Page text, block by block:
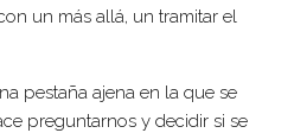
un más allá, un tramitar el
pestaña ajena en la que se
preguntarnos y decidir si se